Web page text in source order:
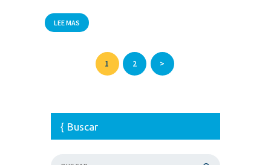
LEE MAS
Paginación
PAGE
1 PAGE
2 >
Buscar